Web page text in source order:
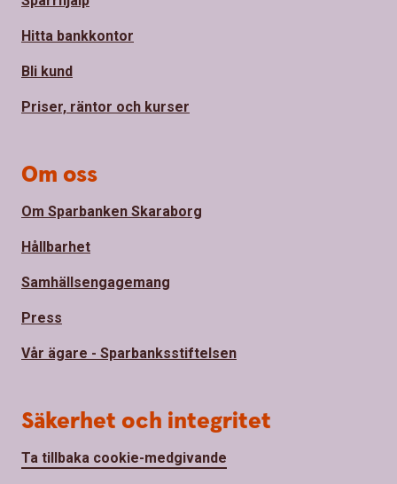
Hitta bankkontor
Bli kund
Priser, räntor och kurser
Om oss
Om Sparbanken Skaraborg
Hållbarhet
Samhällsengagemang
Press
Vår ägare - Sparbanksstiftelsen
Säkerhet och integritet
Ta tillbaka cookie-medgivande